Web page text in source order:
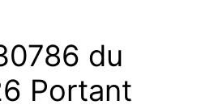
du
Portant